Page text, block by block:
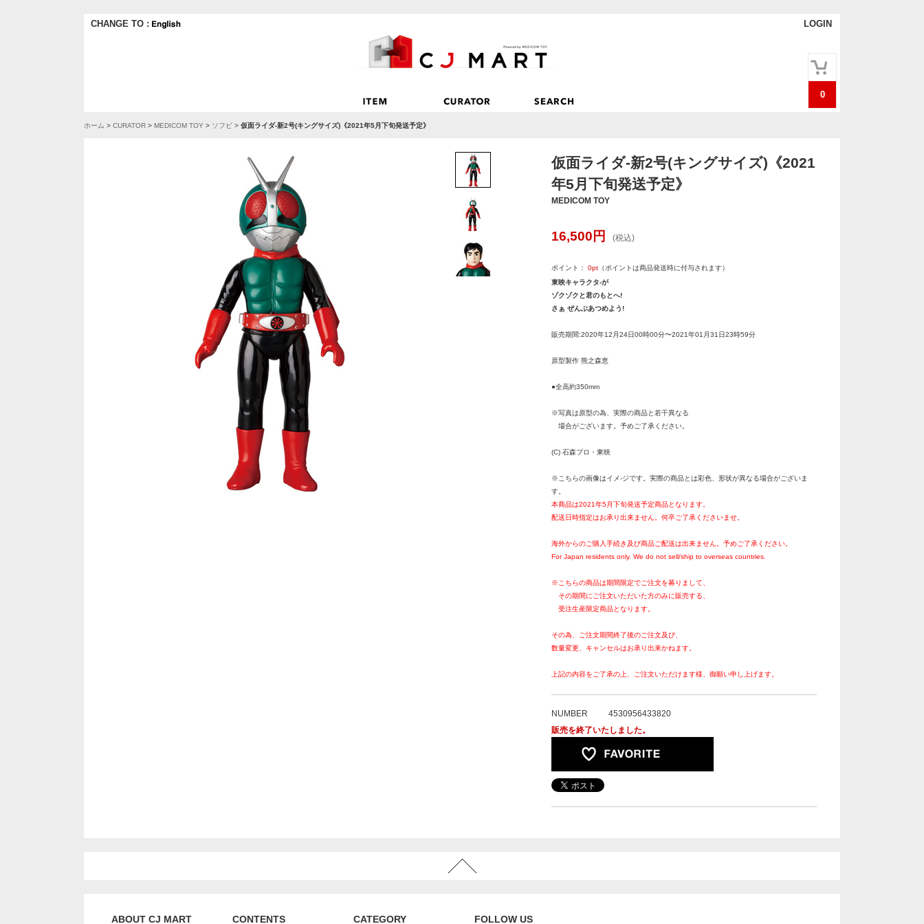
CHANGE TO : LOGIN
0
ホーム > CURATOR > MEDICOM TOY > ソフビ > 仮面ライダ-新2号(キングサイズ)《2021年5月下旬発送予定》
仮面ライダ-新2号(キングサイズ)《2021
年5月下旬発送予定》
MEDICOM TOY
16,500 円 (税込)
ポイント： 0pt （ポイントは商品発送時に付与されます）
東映キャラクタ-が
ゾクゾクと君のもとへ!
さぁ ぜんぶあつめよう!
販売期間:2020年12月24日00時00分〜2021年01月31日23時59分
原型製作 熊之森恵
●全高約350mm
※写真は原型の為、実際の商品と若干異なる
場合がございます。予めご了承ください。
(C) 石森プロ・東映
※こちらの画像はイメ-ジです。実際の商品とは彩色、形状が異なる場合がございま
す。
本商品は2021年5月下旬発送予定商品となります。
配送日時指定はお承り出来ません。何卒ご了承くださいませ。
海外からのご購入手続き及び商品ご配送は出来ません。予めご了承ください。
For Japan residents only. We do not sell/ship to overseas countries.
※こちらの商品は期間限定でご注文を募りまして、
その期間にご注文いただいた方のみに販売する、
受注生産限定商品となります。
その為、ご注文期間終了後のご注文及び、
数量変更、キャンセルはお承り出来かねます。
上記の内容をご了承の上、ご注文いただけます様、御願い申し上げます。
NUMBER
4530956433820
販売を終了いたしました。
ABOUT CJ MART CONTENTS CATEGORY FOLLOW US